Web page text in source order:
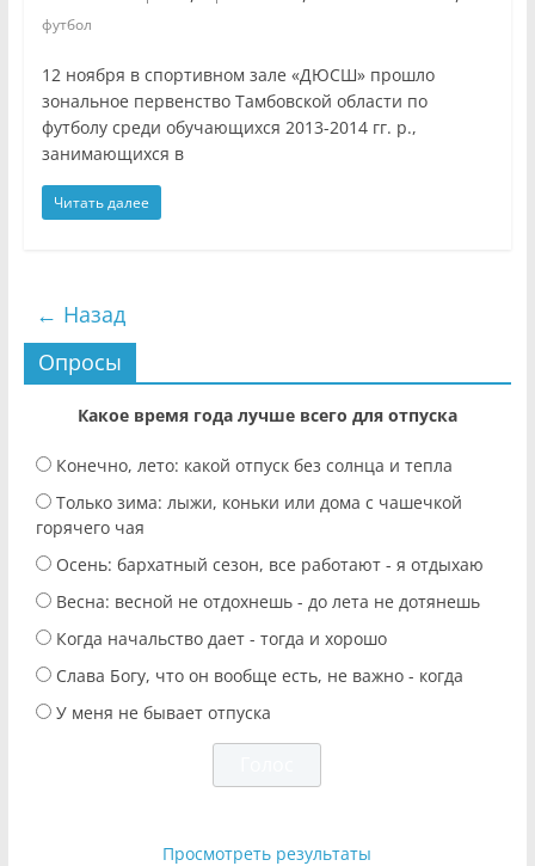
футбол
12 ноября в спортивном зале «ДЮСШ» прошло
зональное первенство Тамбовской области по
футболу среди обучающихся 2013-2014 гг. р.,
занимающихся в
Читать далее
← Назад
Опросы
Какое время года лучше всего для отпуска
Конечно, лето: какой отпуск без солнца и тепла
Только зима: лыжи, коньки или дома с чашечкой
горячего чая
Осень: бархатный сезон, все работают - я отдыхаю
Весна: весной не отдохнешь - до лета не дотянешь
Когда начальство дает - тогда и хорошо
Слава Богу, что он вообще есть, не важно - когда
У меня не бывает отпуска
Просмотреть результаты